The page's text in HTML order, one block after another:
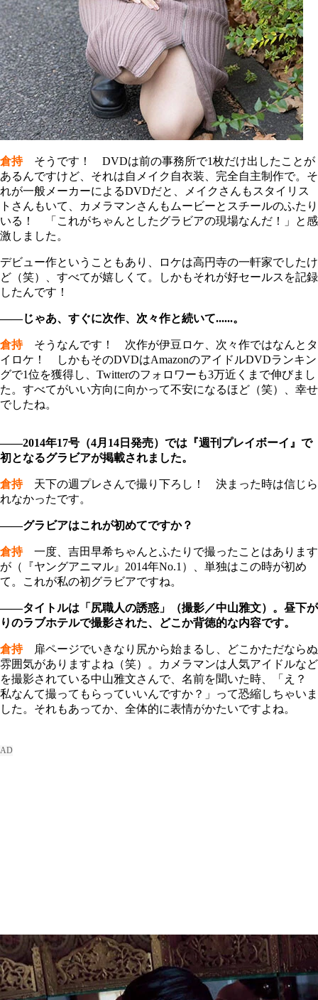
倉持そうです！ DVDは前の事務所で1枚だけ出したことが
あるんですけど、それは自メイク自衣装、完全自主制作で。そ
れが一般メーカーによるDVDだと、メイクさんもスタイリス
トさんもいて、カメラマンさんもムービーとスチールのふたり
いる！ 「これがちゃんとしたグラビアの現場なんだ！」と感
激しました。
デビュー作ということもあり、ロケは高円寺の一軒家でしたけ
ど（笑）、すべてが嬉しくて。しかもそれが好セールスを記録
したんです！
――じゃあ、すぐに次作、次々作と続いて......。
倉持そうなんです！ 次作が伊豆ロケ、次々作ではなんとタ
イロケ！ しかもそのDVDはAmazonのアイドルDVDランキン
グで1位を獲得し、Twitterのフォロワーも3万近くまで伸びまし
た。すべてがいい方向に向かって不安になるほど（笑）、幸せ
でしたね。
――2014年17号（4月14日発売）では『週刊プレイボーイ』で
初となるグラビアが掲載されました。
倉持天下の週プレさんで撮り下ろし！ 決まった時は信じら
れなかったです。
――グラビアはこれが初めてですか？
倉持一度、吉田早希ちゃんとふたりで撮ったことはあります
が（『ヤングアニマル』2014年No.1）、単独はこの時が初め
て。これが私の初グラビアですね。
――タイトルは「尻職人の誘惑」（撮影／中山雅文）。昼下が
りのラブホテルで撮影された、どこか背徳的な内容です。
倉持扉ページでいきなり尻から始まるし、どこかただならぬ
雰囲気がありますよね（笑）。カメラマンは人気アイドルなど
を撮影されている中山雅文さんで、名前を聞いた時、「え？
私なんて撮ってもらっていいんですか？」って恐縮しちゃいま
した。それもあってか、全体的に表情がかたいですよね。